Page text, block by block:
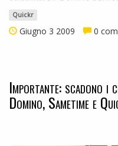
Quickr
Giugno 3 2009 0
Importante: scadono
Domino, Sametime e